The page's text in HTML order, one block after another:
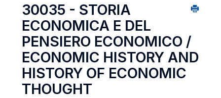
30035 - STORIA
ECONOMICA E DEL
PENSIERO ECONOMICO /
ECONOMIC HISTORY AND
HISTORY OF ECONOMIC
THOUGHT